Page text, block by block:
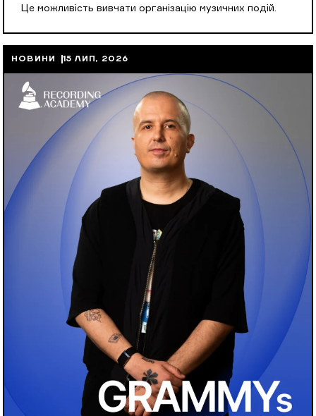
Це можливість вивчати організацію музичних подій.
НОВИНИ 15 ЛИП, 2026